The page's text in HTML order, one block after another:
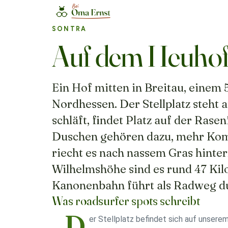
SONTRA
Auf dem
Ein Hof mitten in Breitau,
Nordhessen. Der Stellplatz steht
schläft, findet Platz auf der
Duschen gehören dazu, mehr
riecht es nach nassem Gras
Wilhelmshöhe sind es rund 47
Kanonenbahn führt als Radweg
Was roadsurfer spots schreibt
er Stellplatz befindet sich auf